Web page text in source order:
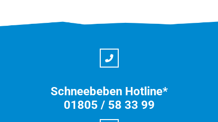
Schneebeben Hotline*
01805 / 58 33 99